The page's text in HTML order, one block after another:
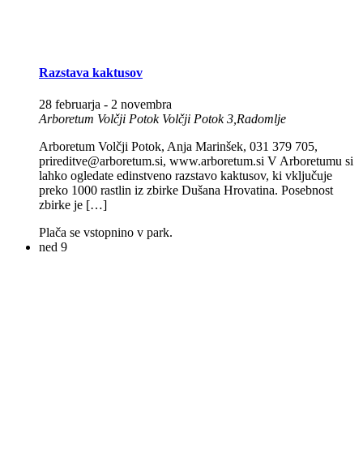
Razstava kaktusov
28 februarja - 2 novembra
Arboretum Volčji Potok Volčji Potok 3,Radomlje
Arboretum Volčji Potok, Anja Marinšek, 031 379 705,
prireditve@arboretum.si, www.arboretum.si V Arboretumu si
lahko ogledate edinstveno razstavo kaktusov, ki vključuje
preko 1000 rastlin iz zbirke Dušana Hrovatina. Posebnost
zbirke je […]
Plača se vstopnino v park.
ned 9